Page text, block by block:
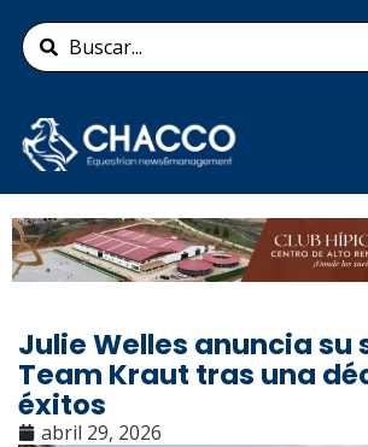
contenido
Search
...
Añade aquí tu texto de
cabecera
Julie Welles anuncia su
Team Kraut tras una
éxitos
abril 29, 2026